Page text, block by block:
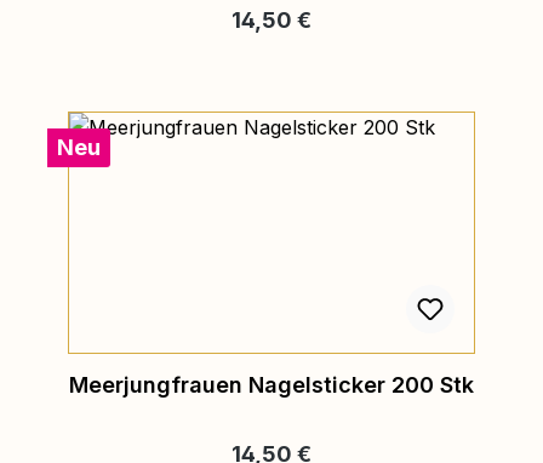
Regulärer Preis:
14,50 €
Neu
Meerjungfrauen Nagelsticker 200 Stk
Regulärer Preis:
14,50 €